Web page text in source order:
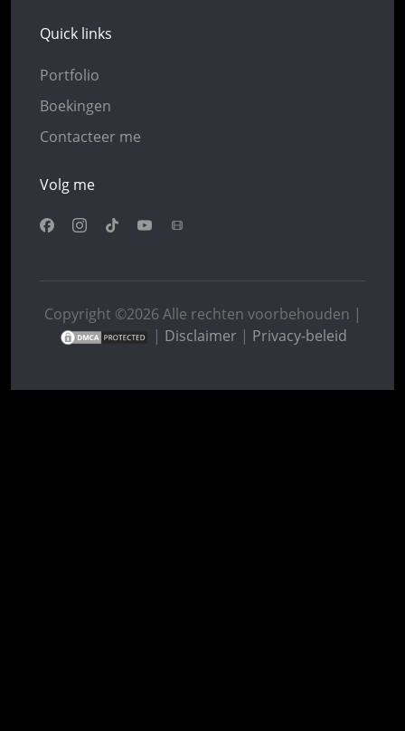
Quick links
Portfolio
Boekingen
Contacteer me
Volg me
Copyright ©2026 Alle rechten voorbehouden |
| Disclaimer | Privacy-beleid